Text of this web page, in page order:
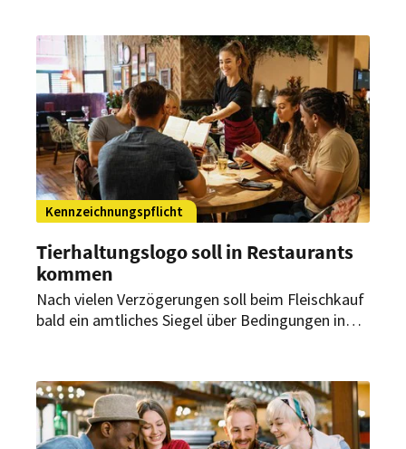
ab.
Kennzeichnungspflicht
Tierhaltungslogo soll in Restaurants
kommen
Nach vielen Verzögerungen soll beim Fleischkauf
bald ein amtliches Siegel über Bedingungen in
geplant.